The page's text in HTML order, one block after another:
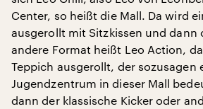
Center, so heißt die Mall. Da wird
ausgerollt mit Sitzkissen und dann
andere Format heißt Leo Action,
Teppich ausgerollt, der sozusagen
Jugendzentrum in dieser Mall
dann der klassische Kicker oder